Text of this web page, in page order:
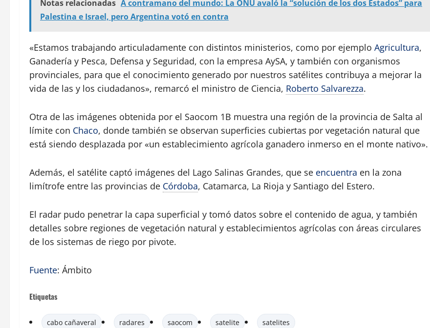
Notas relacionadas A contramano del mundo: La ONU avaló la “solución de los dos Estados” para
Palestina e Israel, pero Argentina votó en contra
«Estamos trabajando articuladamente con distintos ministerios, como por ejemplo Agricultura,
Ganadería y Pesca, Defensa y Seguridad, con la empresa AySA, y también con organismos
provinciales, para que el conocimiento generado por nuestros satélites contribuya a mejorar la
vida de las y los ciudadanos», remarcó el ministro de Ciencia, Roberto Salvarezza.
Otra de las imágenes obtenida por el Saocom 1B muestra una región de la provincia de Salta al
límite con Chaco, donde también se observan superficies cubiertas por vegetación natural que
está siendo desplazada por «un establecimiento agrícola ganadero inmerso en el monte nativo».
Además, el satélite captó imágenes del Lago Salinas Grandes, que se encuentra en la zona
limítrofe entre las provincias de Córdoba, Catamarca, La Rioja y Santiago del Estero.
El radar pudo penetrar la capa superficial y tomó datos sobre el contenido de agua, y también
detalles sobre regiones de vegetación natural y establecimientos agrícolas con áreas circulares
de los sistemas de riego por pivote.
Fuente: Ámbito
Etiquetas
cabo cañaveral radares saocom satelite satelites